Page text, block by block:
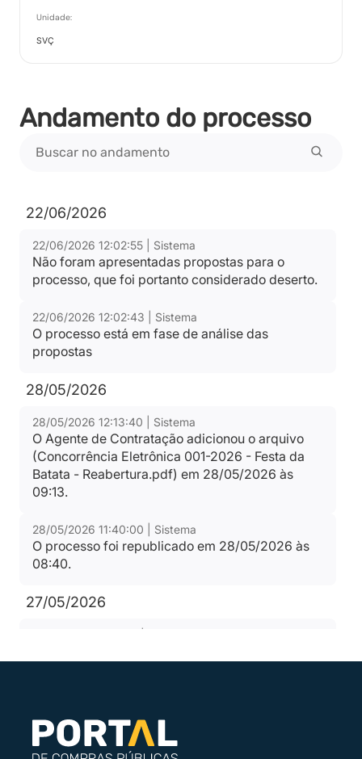
Unidade:
SVÇ
Andamento do processo
22/06/2026
22/06/2026 12:02:55 | Sistema
Não foram apresentadas propostas para o
processo, que foi portanto considerado deserto.
22/06/2026 12:02:43 | Sistema
O processo está em fase de análise das
propostas
28/05/2026
28/05/2026 12:13:40 | Sistema
O Agente de Contratação adicionou o arquivo
(Concorrência Eletrônica 001-2026 - Festa da
Batata - Reabertura.pdf) em 28/05/2026 às
09:13.
28/05/2026 11:40:00 | Sistema
O processo foi republicado em 28/05/2026 às
08:40.
27/05/2026
15/04/2026